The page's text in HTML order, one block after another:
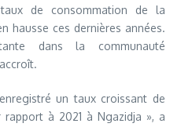
de consommation de la
hausse ces dernières années.
dans la communauté
un taux croissant de
à 2021 à Ngazidja », a